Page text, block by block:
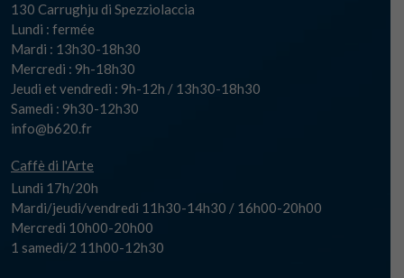
130 Carrughju di Spezziolaccia
Lundi : fermée
Mardi : 13h30-18h30
Mercredi : 9h-18h30
Jeudi et vendredi : 9h-12h / 13h30-18h30
Samedi : 9h30-12h30
info@b620.fr
Caffè di l'Arte
Lundi 17h/20h
Mardi/jeudi/vendredi 11h30-14h30 / 16h00-20h00
Mercredi 10h00-20h00
1 samedi/2 11h00-12h30